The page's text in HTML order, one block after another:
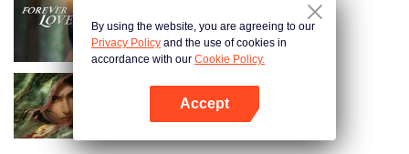
Abra o programa
Amor Eterno
As Espadas
By using the website, you are agreeing to our
Privacy Policy and the use of cookies in
accordance with our Cookie Policy.
Accept